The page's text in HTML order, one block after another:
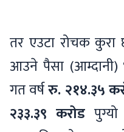
तर एउटा रोचक
आउने पैसा (आम्दानी)
गत वर्षरु. २१४.३५
२३३.३९ करोडपुग्यो